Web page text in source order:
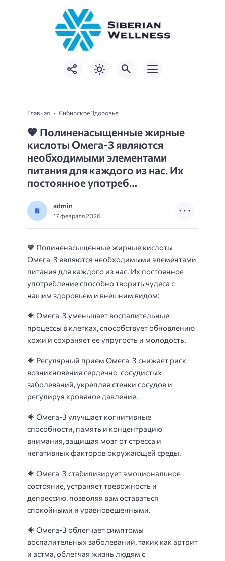
Главная Сибирское Здоровье
🧡 Полиненасыщенные жирные
кислоты Омега-3 являются
необходимыми элементами
питания для каждого из нас. Их
постоянное употреб…
admin
17 февраля 2026
🧡 Полиненасыщенные жирные кислоты
Омега-3 являются необходимыми элементами
питания для каждого из нас. Их постоянное
употребление способно творить чудеса с
нашим здоровьем и внешним видом:
🐠 Омега-3 уменьшает воспалительные
процессы в клетках, способствует обновлению
кожи и сохраняет ее упругость и молодость.
🐠 Регулярный прием Омега-3 снижает риск
возникновения сердечно-сосудистых
заболеваний, укрепляя стенки сосудов и
регулируя кровяное давление.
🐠 Омега-3 улучшает когнитивные
способности, память и концентрацию
внимания, защищая мозг от стресса и
негативных факторов окружающей среды.
🐠 Омега-3 стабилизирует эмоциональное
состояние, устраняет тревожность и
депрессию, позволяя вам оставаться
спокойными и уравновешенными.
🐠 Омега-3 облегчает симптомы
воспалительных заболеваний, таких как артрит
и астма, облегчая жизнь людям с